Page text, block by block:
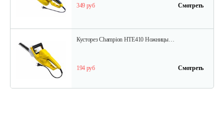
349 руб Смотреть
Кусторез Champion HTE410 Ножницы…
194 руб Смотреть